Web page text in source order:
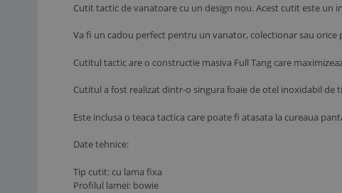
Cutit tactic de vanatoare cu un design nou. Acest cutit este
Va fi un cadou perfect pentru un vanator, colectionar sau orice
Cutitul tactic are o constructie masiva Full Tang care
Cutitul a fost realizat dintr-o singura foaie de otel inoxidabil
Este inclusa o teaca tactica care poate fi atasata la cureaua
Date tehnice:
Tip cutit: cu lama fixa
Profilul lamei: bowie